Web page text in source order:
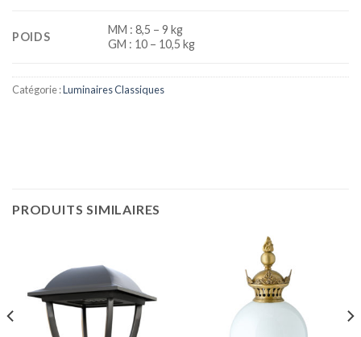
POIDS
MM : 8,5 – 9 kg
GM : 10 – 10,5 kg
Catégorie :Luminaires Classiques
PRODUITS SIMILAIRES